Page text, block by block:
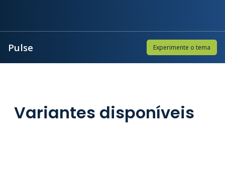
Pulse Experimente o tema
Variantes disponíveis